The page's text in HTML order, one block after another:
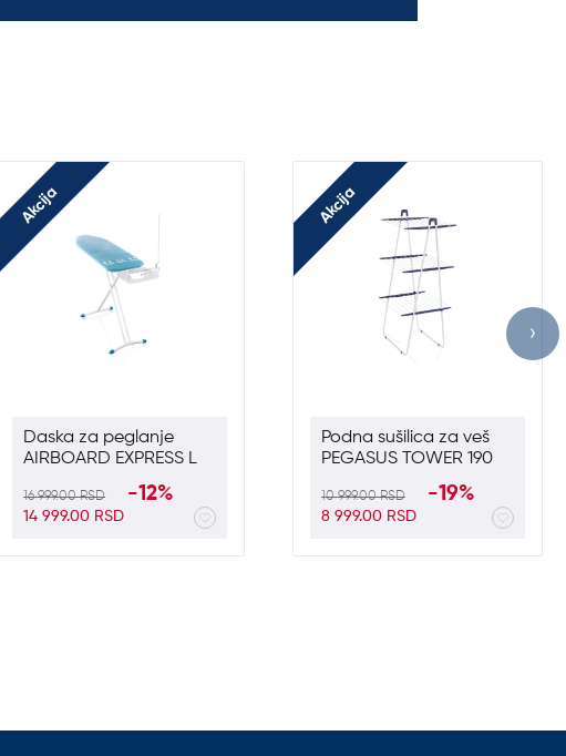
Akcija
Daska za peglanje
AIRBOARD EXPRESS L
16 999.00 RSD -12%
14 999.00 RSD
Akcija
Podna sušilica za veš
PEGASUS TOWER 190
10 999.00 RSD -19%
8 999.00 RSD
›